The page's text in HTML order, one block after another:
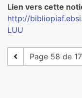
Lien vers cette
http://
LUU
Page 58 de